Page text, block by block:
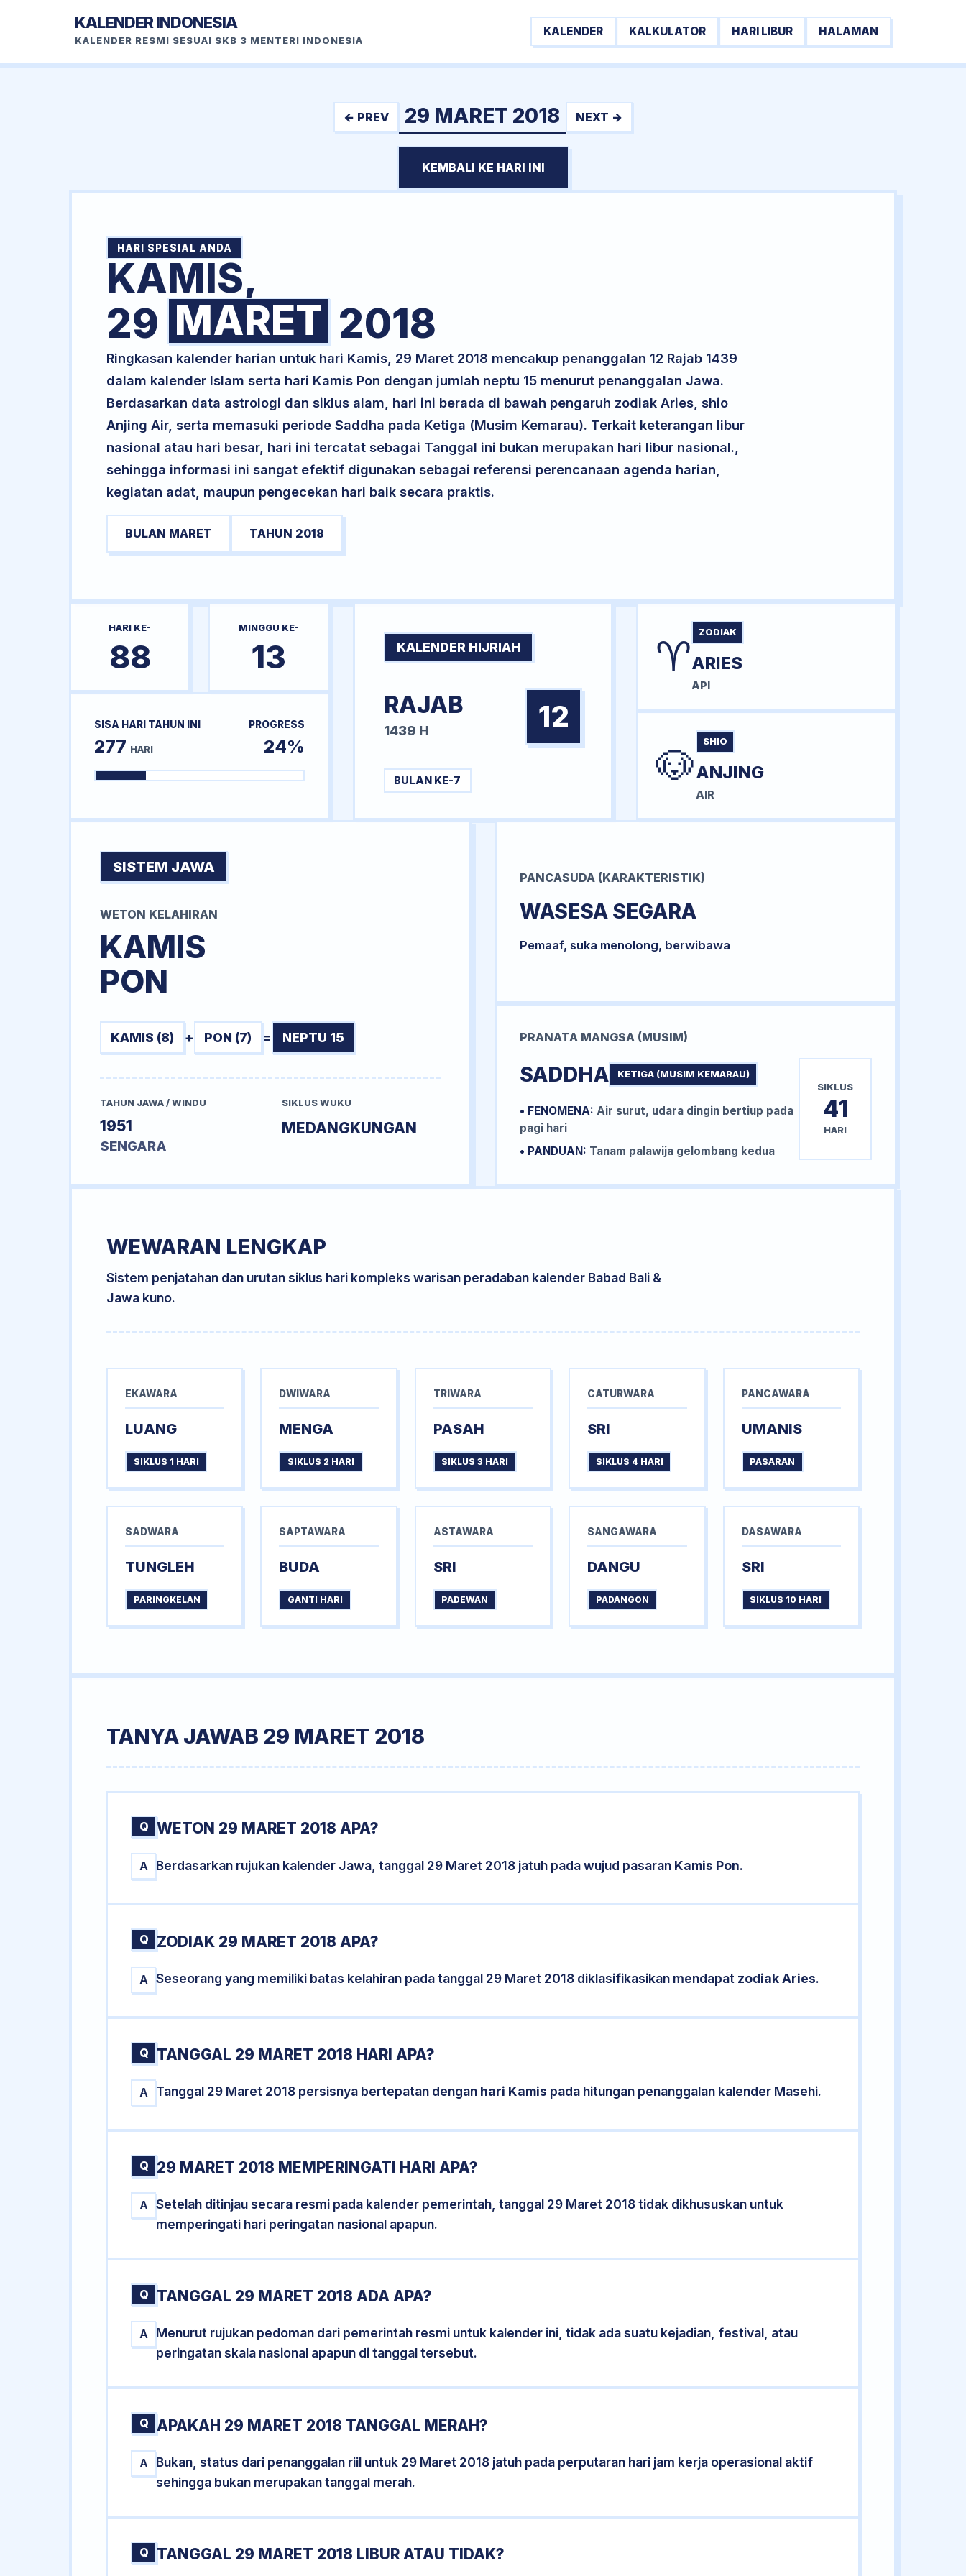
KALENDER INDONESIA
KALENDER RESMI SESUAI SKB 3 MENTERI INDONESIA
KALENDER KALKULATOR HARI LIBUR HALAMAN
← PREV 29 MARET 2018 NEXT →
KEMBALI KE HARI INI
HARI SPESIAL ANDA
KAMIS,
29 MARET 2018
Ringkasan kalender harian untuk hari Kamis, 29 Maret 2018 mencakup penanggalan 12 Rajab 1439
dalam kalender Islam serta hari Kamis Pon dengan jumlah neptu 15 menurut penanggalan Jawa.
Berdasarkan data astrologi dan siklus alam, hari ini berada di bawah pengaruh zodiak Aries, shio
Anjing Air, serta memasuki periode Saddha pada Ketiga (Musim Kemarau). Terkait keterangan libur
nasional atau hari besar, hari ini tercatat sebagai Tanggal ini bukan merupakan hari libur nasional.,
sehingga informasi ini sangat efektif digunakan sebagai referensi perencanaan agenda harian,
kegiatan adat, maupun pengecekan hari baik secara praktis.
BULAN MARET TAHUN 2018
HARI KE-
88
MINGGU KE-
13
SISA HARI TAHUN INI
277 HARI
PROGRESS
24%
KALENDER HIJRIAH
RAJAB
1439 H 12
BULAN KE-7
♈ ZODIAK
ARIES
API
🐶 SHIO
ANJING
AIR
SISTEM JAWA
WETON KELAHIRAN
KAMIS
PON
KAMIS (8) + PON (7) = NEPTU 15
TAHUN JAWA / WINDU
1951
SENGARA
SIKLUS WUKU
MEDANGKUNGAN
PANCASUDA (KARAKTERISTIK)
WASESA SEGARA
Pemaaf, suka menolong, berwibawa
PRANATA MANGSA (MUSIM)
SADDHA KETIGA (MUSIM KEMARAU)
• FENOMENA: Air surut, udara dingin bertiup pada
pagi hari
• PANDUAN: Tanam palawija gelombang kedua
SIKLUS
41
HARI
WEWARAN LENGKAP
Sistem penjatahan dan urutan siklus hari kompleks warisan peradaban kalender Babad Bali &
Jawa kuno.
EKAWARA
LUANG
SIKLUS 1 HARI
DWIWARA
MENGA
SIKLUS 2 HARI
TRIWARA
PASAH
SIKLUS 3 HARI
CATURWARA
SRI
SIKLUS 4 HARI
PANCAWARA
UMANIS
PASARAN
SADWARA
TUNGLEH
PARINGKELAN
SAPTAWARA
BUDA
GANTI HARI
ASTAWARA
SRI
PADEWAN
SANGAWARA
DANGU
PADANGON
DASAWARA
SRI
SIKLUS 10 HARI
TANYA JAWAB 29 MARET 2018
Q WETON 29 MARET 2018 APA?
A Berdasarkan rujukan kalender Jawa, tanggal 29 Maret 2018 jatuh pada wujud pasaran Kamis Pon.
Q ZODIAK 29 MARET 2018 APA?
A Seseorang yang memiliki batas kelahiran pada tanggal 29 Maret 2018 diklasifikasikan mendapat zodiak Aries.
Q TANGGAL 29 MARET 2018 HARI APA?
A Tanggal 29 Maret 2018 persisnya bertepatan dengan hari Kamis pada hitungan penanggalan kalender Masehi.
Q 29 MARET 2018 MEMPERINGATI HARI APA?
A
Setelah ditinjau secara resmi pada kalender pemerintah, tanggal 29 Maret 2018 tidak dikhususkan untuk
memperingati hari peringatan nasional apapun.
Q TANGGAL 29 MARET 2018 ADA APA?
A
Menurut rujukan pedoman dari pemerintah resmi untuk kalender ini, tidak ada suatu kejadian, festival, atau
peringatan skala nasional apapun di tanggal tersebut.
Q APAKAH 29 MARET 2018 TANGGAL MERAH?
A
Bukan, status dari penanggalan riil untuk 29 Maret 2018 jatuh pada perputaran hari jam kerja operasional aktif
sehingga bukan merupakan tanggal merah.
Q TANGGAL 29 MARET 2018 LIBUR ATAU TIDAK?